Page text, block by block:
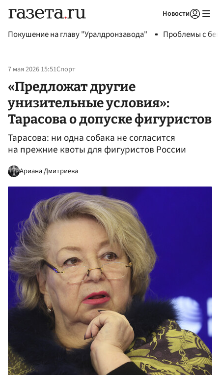
Новости
Покушение на главу "Уралдронзавода" Проблемы с
7 мая 2026 15:51Спорт
«Предложат другие
унизительные условия»:
Тарасова о допуске фигуристов
Тарасова: ни одна собака не согласится
на прежние квоты для фигуристов России
Ариана Дмитриева